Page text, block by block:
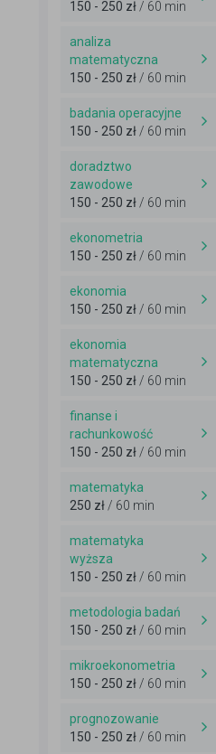
150 - 250 zł / 60 min
analiza
matematyczna
150 - 250 zł / 60 min
badania operacyjne
150 - 250 zł / 60 min
doradztwo
zawodowe
150 - 250 zł / 60 min
ekonometria
150 - 250 zł / 60 min
ekonomia
150 - 250 zł / 60 min
ekonomia
matematyczna
150 - 250 zł / 60 min
finanse i
rachunkowość
150 - 250 zł / 60 min
matematyka
250 zł / 60 min
matematyka
wyższa
150 - 250 zł / 60 min
metodologia badań
150 - 250 zł / 60 min
mikroekonometria
150 - 250 zł / 60 min
prognozowanie
150 - 250 zł / 60 min